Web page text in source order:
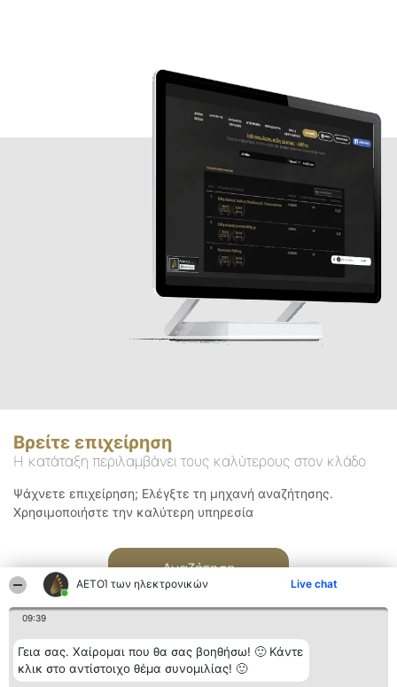
ΑΕΤΟΊ των ηλεκτρονικών Live chat
09:39
Γεια σας. Χαίρομαι που θα σας βοηθήσω! 🙂 Κάντε
κλικ στο αντίστοιχο θέμα συνομιλίας! 🙂
Βρείτε επιχείρηση
Η κατάταξη περιλαμβάνει τους καλύτερους στον κλάδο
Ψάχνετε επιχείρηση; Ελέγξτε τη μηχανή αναζήτησης.
Χρησιμοποιήστε την καλύτερη υπηρεσία
Αναζήτηση